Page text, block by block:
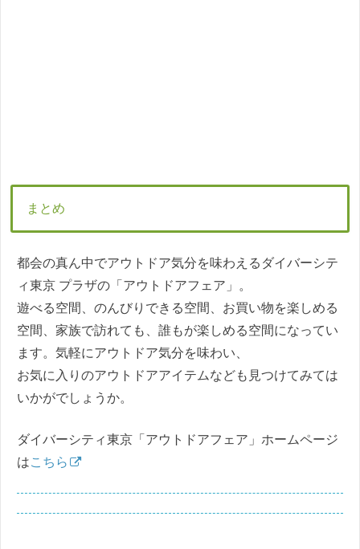
まとめ
都会の真ん中でアウトドア気分を味わえるダイバーシテ
ィ東京 プラザの「アウトドアフェア」。
遊べる空間、のんびりできる空間、お買い物を楽しめる
空間、家族で訪れても、誰もが楽しめる空間になってい
ます。気軽にアウトドア気分を味わい、
お気に入りのアウトドアアイテムなども見つけてみては
いかがでしょうか。
ダイバーシティ東京「アウトドアフェア」ホームページ
はこちら